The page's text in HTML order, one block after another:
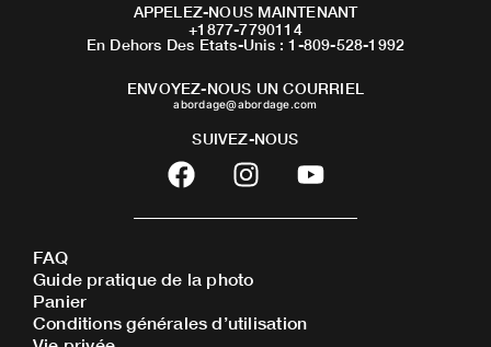
APPELEZ-NOUS MAINTENANT
+1877-7790114
En Dehors Des Etats-Unis : 1-809-528-1992
ENVOYEZ-NOUS UN COURRIEL
abordage@abordage.com
SUIVEZ-NOUS
F
a
c
b
o
o
I
n
s
a
g
r
Y
o
u
FAQ
Guide pratique de la photo
Panier
Conditions générales d’utilisation